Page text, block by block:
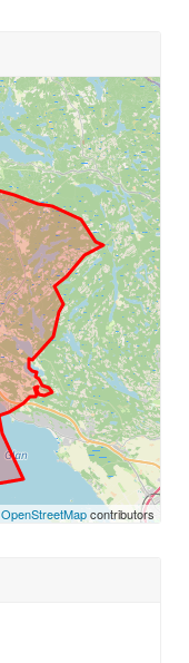
OpenStreetMapcontributors